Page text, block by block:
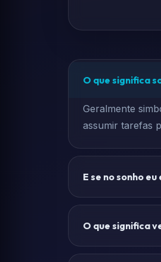
O que significa
Geralmente
assumir tarefas
E se no sonho
O que significa